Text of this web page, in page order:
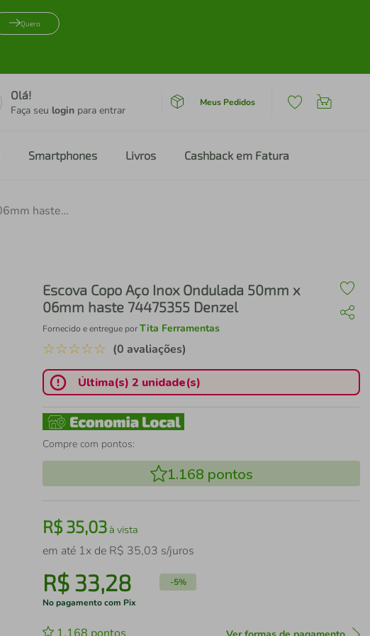
Quero
Olá!
Faça seu login para entrar
Meus Pedidos
Smartphones Livros Cashback em Fatura
Escova Copo Aço Inox Ondulada 50mm x 06mm haste 74475355 Denzel
Escova Copo Aço Inox Ondulada 50mm x
06mm haste 74475355 Denzel
Fornecido e entregue porTita Ferramentas
☆☆☆☆☆ (0 avaliações)
Última(s) 2 unidade(s)
Compre com pontos:
1.168 pontos
R$35,03à vista
em até 1x de R$ 35,03 s/juros
R$ 33,28 -5%
No pagamento com Pix